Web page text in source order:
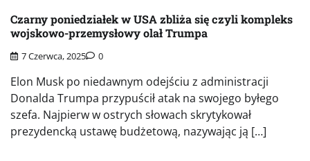
Czarny poniedziałek w USA zbliża się czyli kompleks
wojskowo-przemysłowy olał Trumpa
7 Czerwca, 2025 0
Elon Musk po niedawnym odejściu z administracji
Donalda Trumpa przypuścił atak na swojego byłego
szefa. Najpierw w ostrych słowach skrytykował
prezydencką ustawę budżetową, nazywając ją […]